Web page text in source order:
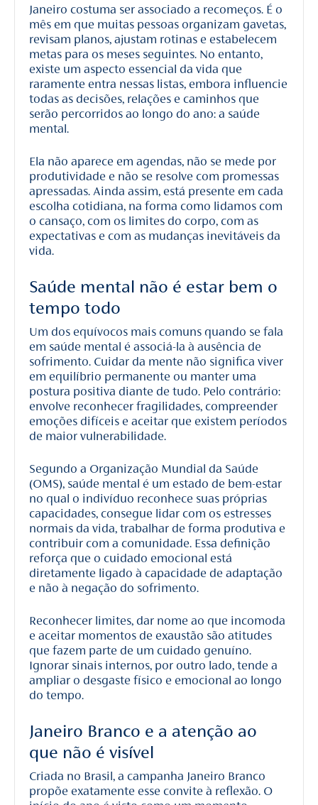
Janeiro costuma ser associado a recomeços. É o
mês em que muitas pessoas organizam gavetas,
revisam planos, ajustam rotinas e estabelecem
metas para os meses seguintes. No entanto,
existe um aspecto essencial da vida que
raramente entra nessas listas, embora influencie
todas as decisões, relações e caminhos que
serão percorridos ao longo do ano: a saúde
mental.
Ela não aparece em agendas, não se mede por
produtividade e não se resolve com promessas
apressadas. Ainda assim, está presente em cada
escolha cotidiana, na forma como lidamos com
o cansaço, com os limites do corpo, com as
expectativas e com as mudanças inevitáveis da
vida.
Saúde mental não é estar bem o
tempo todo
Um dos equívocos mais comuns quando se fala
em saúde mental é associá-la à ausência de
sofrimento. Cuidar da mente não significa viver
em equilíbrio permanente ou manter uma
postura positiva diante de tudo. Pelo contrário:
envolve reconhecer fragilidades, compreender
emoções difíceis e aceitar que existem períodos
de maior vulnerabilidade.
Segundo a Organização Mundial da Saúde
(OMS), saúde mental é um estado de bem-estar
no qual o indivíduo reconhece suas próprias
capacidades, consegue lidar com os estresses
normais da vida, trabalhar de forma produtiva e
contribuir com a comunidade. Essa definição
reforça que o cuidado emocional está
diretamente ligado à capacidade de adaptação
e não à negação do sofrimento.
Reconhecer limites, dar nome ao que incomoda
e aceitar momentos de exaustão são atitudes
que fazem parte de um cuidado genuíno.
Ignorar sinais internos, por outro lado, tende a
ampliar o desgaste físico e emocional ao longo
do tempo.
Janeiro Branco e a atenção ao
que não é visível
Criada no Brasil, a campanha Janeiro Branco
propõe exatamente esse convite à reflexão. O